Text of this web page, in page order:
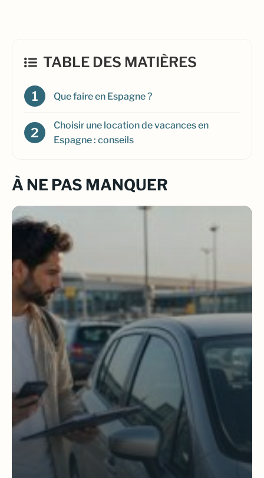
TABLE DES MATIÈRES
Que faire en Espagne ?
Choisir une location de vacances en
Espagne : conseils
À NE PAS MANQUER